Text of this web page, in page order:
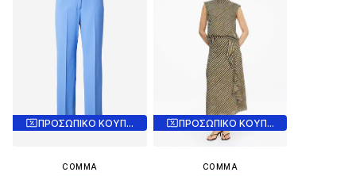
ΠΡΟΣΩΠΙΚΟ ΚΟΥΠΟΝΙ
COMMA
ΠΡΟΣΩΠΙΚΟ ΚΟΥΠΟΝΙ
COMMA